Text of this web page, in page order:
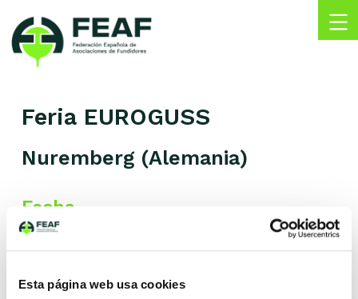
Esta página web usa cookies
content
de
Asociaciones
Fundidores
Feria EUROGUSS
Nuremberg (Alemania)
Fecha
13 enero 2026
Descripción